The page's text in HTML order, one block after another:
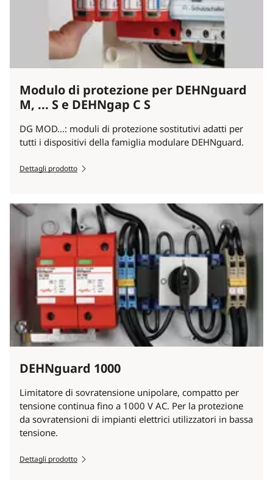
Modulo di protezione per DEHNguard
M, ... S e DEHNgap C S
DG MOD...: moduli di protezione sostitutivi adatti per
tutti i dispositivi della famiglia modulare DEHNguard.
Dettagli prodotto
DEHNguard 1000
Limitatore di sovratensione unipolare, compatto per
tensione continua fino a 1000 V AC. Per la protezione
da sovratensioni di impianti elettrici utilizzatori in bassa
tensione.
Dettagli prodotto